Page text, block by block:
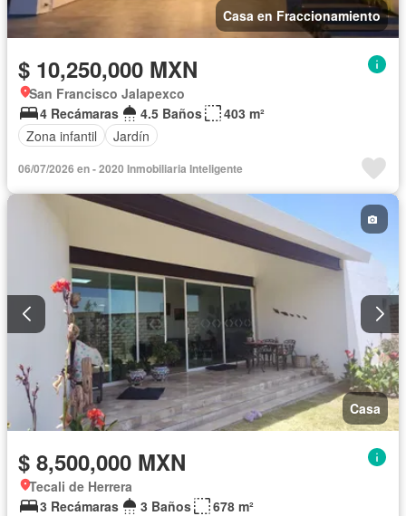
Casa en Fraccionamiento
$ 10,250,000 MXN
San Francisco Jalapexco
4 Recámaras
4.5 Baños
403 m²
Zona infantil
Jardín
06/07/2026 en - 2020 Inmobiliaria Inteligente
Casa
$ 8,500,000 MXN
Tecali de Herrera
3 Recámaras
3 Baños
678 m²